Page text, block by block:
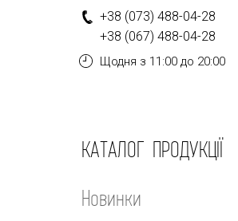
+38 (073) 488-04-28
+38 (067) 488-04-28
Щодня з 11:00 до 20:00
КАТАЛОГ ПРОДУКЦІЇ
Новинки